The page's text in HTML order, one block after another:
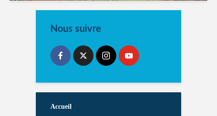
Nous suivre
Accueil